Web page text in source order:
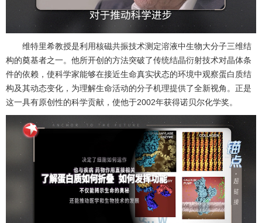
维特里希教授是利用核磁共振技术测定溶液中生物大分子三维结
构的奠基者之一。他所开创的方法突破了传统结晶衍射技术对晶体条
件的依赖，使科学家能够在接近生命真实状态的环境中观察蛋白质结
构及其动态变化，为理解生命活动的分子机理提供了全新视角。正是
这一具有原创性的科学贡献，使他于2002年获得诺贝尔化学奖。